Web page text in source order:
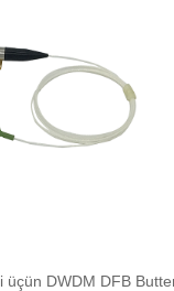
üçün DWDM DFB